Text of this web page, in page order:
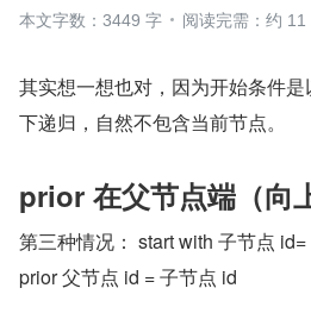
本文字数：3449 字
阅读完需：约 11
其实想一想也对，因为开始条件
下递归，自然不包含当前节点。
prior 在父节点端（向
第三种情况： start with 子节点
prior 父节点 id = 子节点 id